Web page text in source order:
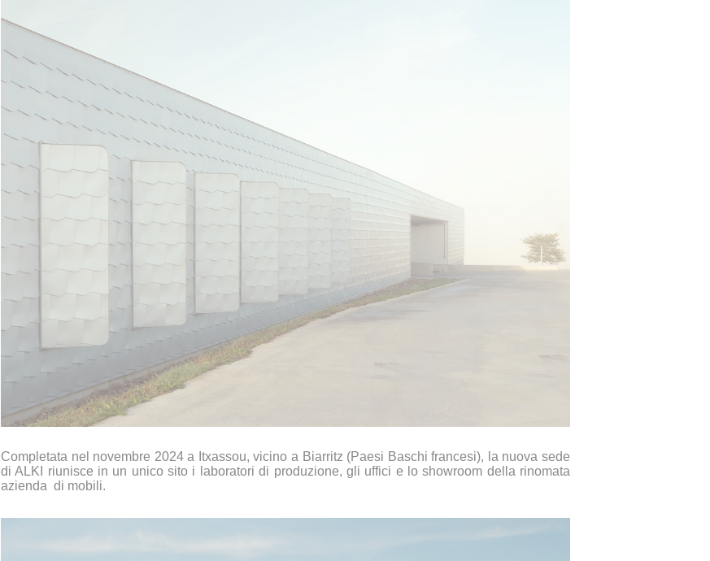
Completata nel novembre 2024 a Itxassou, vicino a Biarritz (Paesi Baschi francesi), la nuova sede
di ALKI riunisce in un unico sito i laboratori di produzione, gli uffici e lo showroom della rinomata
azienda di mobili.